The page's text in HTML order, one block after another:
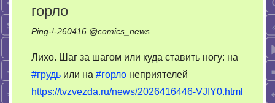
горло
Ping-!-260416 @comics_news
Лихо. Шаг за шагом или куда ставить ногу: на
#грудь или на #горло неприятелей
https://tvzvezda.ru/news/2026416446-VJIY0.html